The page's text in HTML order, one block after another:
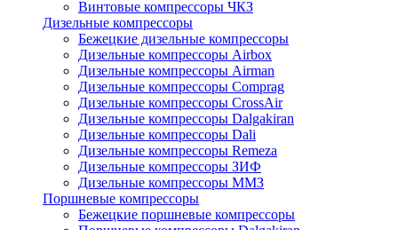
Винтовые компрессоры ЧКЗ
Дизельные компрессоры
Бежецкие дизельные компрессоры
Дизельные компрессоры Airbox
Дизельные компрессоры Airman
Дизельные компрессоры Comprag
Дизельные компрессоры CrossAir
Дизельные компрессоры Dalgakiran
Дизельные компрессоры Dali
Дизельные компрессоры Remeza
Дизельные компрессоры ЗИФ
Дизельные компрессоры ММЗ
Поршневые компрессоры
Бежецкие поршневые компрессоры